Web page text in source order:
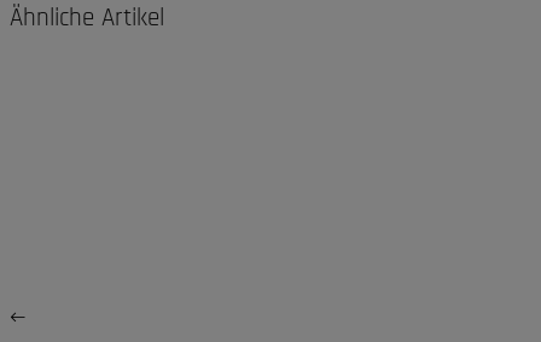
Ähnliche Artikel